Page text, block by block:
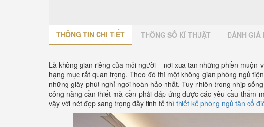
THÔNG TIN CHI TIẾT THÔNG SỐ KĨ THUẬT ĐÁNH GIÁ
Là không gian riêng của mỗi người – nơi xua tan những phiền muộn
hạng mục rất quan trọng. Theo đó thì một không gian phòng ngủ
những giây phút nghỉ ngơi hoàn hảo nhất. Tuy nhiên trong nhịp
công năng cần thiết mà cần phải đáp ứng được các yêu cầu thẩm
vậy với nét đẹp sang trọng đầy tinh tế thì thiết kế phòng ngủ tân cổ